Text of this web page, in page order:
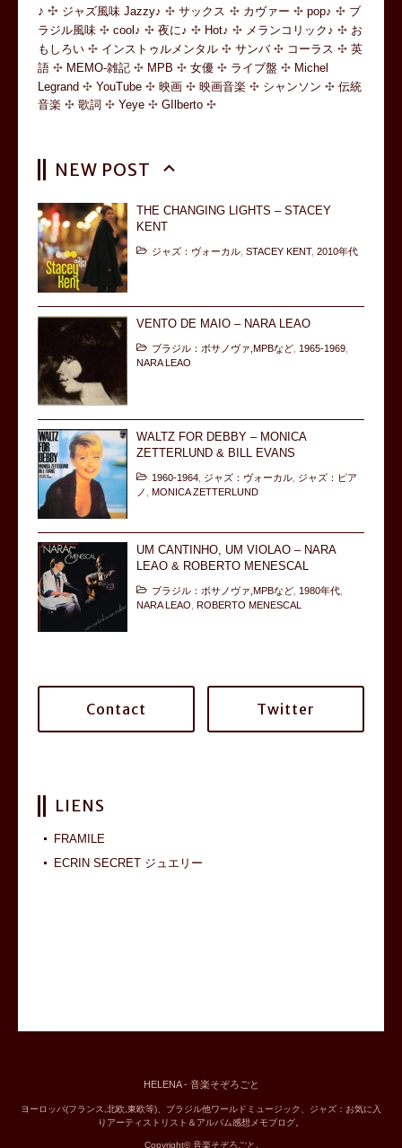
♪
ジャズ風味 Jazzy♪ サックス カヴァー pop♪
ブ
ラジル風味
cool♪ 夜に♪ Hot♪ メランコリック♪
お
もしろい
インストゥルメンタル サンバ コーラス
英
語
MEMO-雑記 MPB 女優 ライブ盤
Michel
Legrand
YouTube 映画 映画音楽 シャンソン
伝統
音楽
歌詞 Yeye GIlberto
NEW POST
THE CHANGING LIGHTS – STACEY
KENT
ジャズ：ヴォーカル ,STACEY KENT,2010年代
VENTO DE MAIO – NARA LEAO
ブラジル：ボサノヴァ,MPBなど 1965-1969
NARA LEAO
WALTZ FOR DEBBY – MONICA
ZETTERLUND & BILL EVANS
1960-1964 ジャズ：ヴォーカル ジャズ：ピア
ノ
MONICA ZETTERLUND
UM CANTINHO, UM VIOLAO – NARA
LEAO & ROBERTO MENESCAL
ブラジル：ボサノヴァ,MPBなど 1980年代
NARA LEAO
ROBERTO MENESCAL
Contact Twitter
LIENS
FRAMILE
ECRIN SECRET ジュエリー
HELENA - 音楽そぞろごと
ヨーロッパ(フランス,北欧,東欧等)、ブラジル他ワールドミュージック、ジャズ：お気に入
りアーティストリスト＆アルバム感想メモブログ。
Copyright© 音楽そぞろごと.